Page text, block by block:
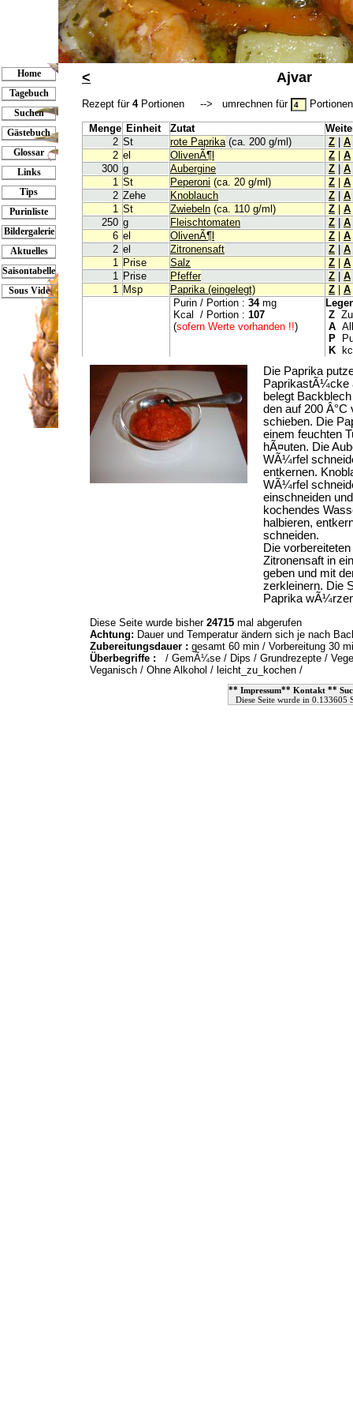
Home
Tagebuch
Suchen
Gästebuch
Glossar
Links
Tips
Purinliste
Bildergalerie
Aktuelles
Saisontabelle
Sous Vide
< Ajvar
Rezept für 4Portionen --> umrechnen für
Menge Einheit Zutat
2 St rote Paprika(ca. 200 g/ml) Z A
2 el OlivenÃ¶l Z A
300 g Aubergine Z A
1 St Peperoni (ca. 20 g/ml) Z A
2 Zehe Knoblauch Z A
1 St Zwiebeln (ca. 110 g/ml) Z A
250 g Fleischtomaten Z A
6 el OlivenÃ¶l Z A
2 el Zitronensaft Z A
1 Prise Salz Z A
1 Prise Pfeffer Z A
1 Msp Paprika (eingelegt) Z A
Purin / Portion : 34 mg
Kcal / Portion : 107
(sofern Werte vorhanden !!)
Z
A
P
K
Die Paprika
PaprikastÃ¼cke
belegt
den auf 200
schieben. Die
einem feuchten
hÃ¤uten. Die
WÃ¼rfel
entkernen.
WÃ¼rfel
einschneiden
kochendes
halbieren,
schneiden.
Die
Zitronensaft in
geben und mit
zerkleinern. Die
Paprika
Diese Seite wurde bisher 24715 mal abgerufen
Achtung: Dauer und Temperatur ändern sich je nach
Zubereitungsdauer : gesamt 60 min / Vorbereitung 30
Überbegriffe : / GemÃ¼se / Dips / Grundrezepte /
Veganisch / Ohne Alkohol / leicht_zu_kochen /
** Impressum** Kontakt **
Diese Seite wurde in 0.133605